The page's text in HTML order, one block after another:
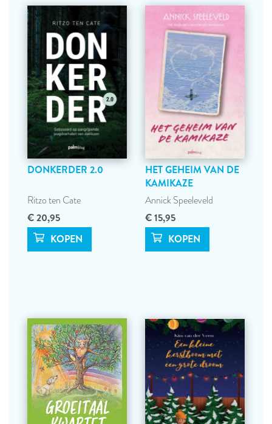
DONKERDER 2.0
Ritzo ten Cate
€ 20,95
HET GEHEIM VAN DE
KAMIKAZE
Annick Speeleveld
€ 15,95